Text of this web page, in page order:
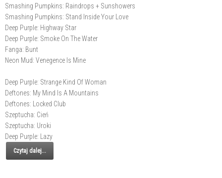
Smashing Pumpkins: Raindrops + Sunshowers
Smashing Pumpkins: Stand Inside Your Love
Deep Purple: Highway Star
Deep Purple: Smoke On The Water
Fanga: Bunt
Neon Mud: Venegence Is Mine
Deep Purple: Strange Kind Of Woman
Deftones: My Mind Is A Mountains
Deftones: Locked Club
Szeptucha: Cień
Szeptucha: Uroki
Deep Purple: Lazy
Czytaj dalej...